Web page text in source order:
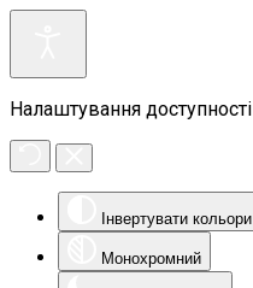
Налаштування доступності
Інвертувати кольори
Монохромний